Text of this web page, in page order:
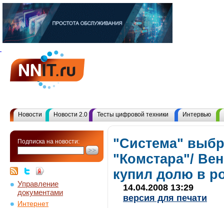
Новости Новости 2.0 Тесты цифровой техники Интервью
Подписка на новости:
Управление
документами
Интернет
"Система"
"Комстара"/
купил долю в
14.04.2008 13:29
версия для печати